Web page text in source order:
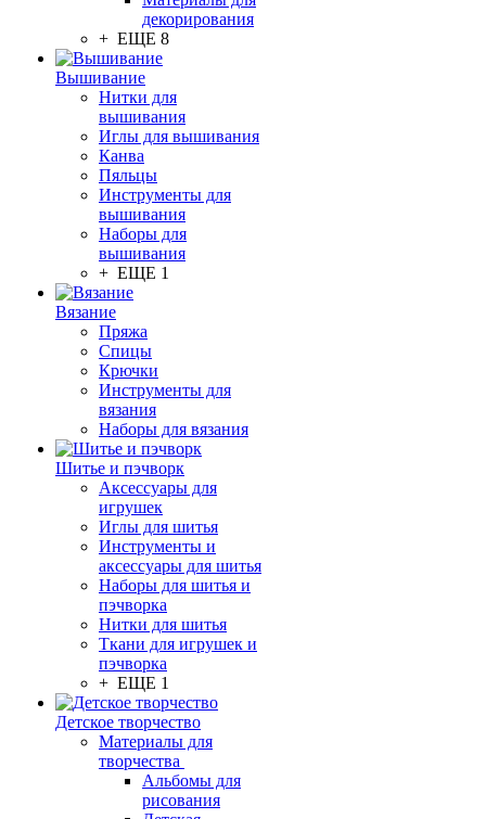
декорирования
+ ЕЩЕ 8
Вышивание
Нитки для
вышивания
Иглы для вышивания
Канва
Пяльцы
Инструменты для
вышивания
Наборы для
вышивания
+ ЕЩЕ 1
Вязание
Пряжа
Спицы
Крючки
Инструменты для
вязания
Наборы для вязания
Шитье и пэчворк
Аксессуары для
игрушек
Иглы для шитья
Инструменты и
аксессуары для шитья
Наборы для шитья и
пэчворка
Нитки для шитья
Ткани для игрушек и
пэчворка
+ ЕЩЕ 1
Детское творчество
Материалы для
творчества
Альбомы для
рисования